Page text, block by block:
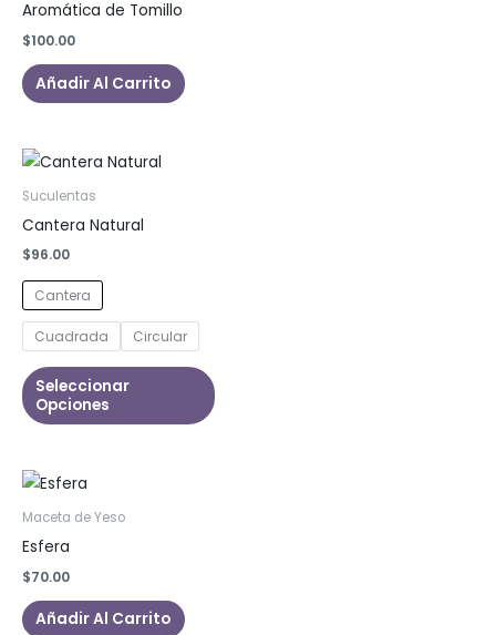
Aromática de Tomillo
$100.00
Añadir Al Carrito
Suculentas
Cantera Natural
$96.00
Cantera
Cuadrada Circular
Seleccionar
Opciones
producto
Maceta de Yeso
Esfera
$70.00
Añadir Al Carrito